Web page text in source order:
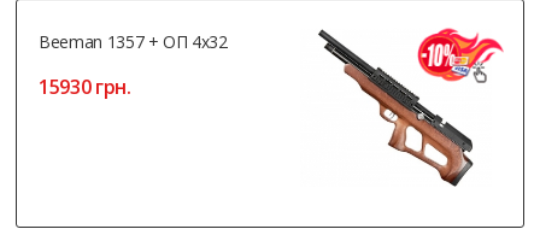
Beeman 1357 + ОП 4x32
15930 грн.